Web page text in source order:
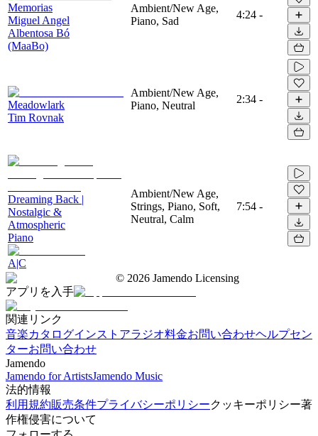
Memorias
Miguel Angel
Albentosa Bó
(MaaBo)
Ambient/New Age,
Piano, Sad
4:24 -
Meadowlark
Tim Rovnak
Ambient/New Age,
Piano, Neutral
2:34 -
Dreaming Back |
Nostalgic &
Atmospheric
Piano
A|C
Ambient/New Age,
Strings, Piano, Soft,
Neutral, Calm
7:54 -
© 2026 Jamendo Licensing
アプリを入手
関連リンク
音楽カタログインストアラジオ料金お問い合わせヘルプセン
ターお問い合わせ
Jamendo
Jamendo for ArtistsJamendo Music
法的情報
利用規約販売条件プライバシーポリシークッキーポリシー著
作権侵害について